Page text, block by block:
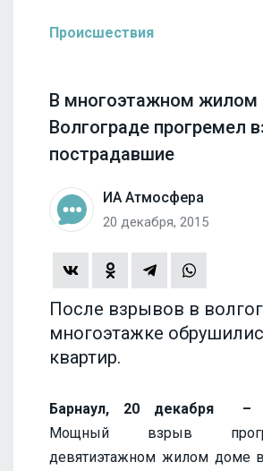
Происшествия
В многоэтажном жилом
Волгограде прогремел
пострадавшие
ИА Атмосфера
20 декабря, 2015
После взрывов в
многоэтажке
квартир.
Барнаул, 20 декабря –
Мощный взрыв
девятиэтажном жилом доме в